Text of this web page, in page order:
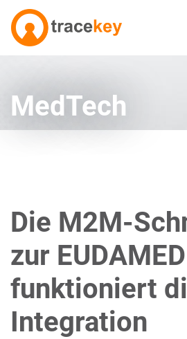
MedTech
Die M2M-
zur
funktioniert
Integration